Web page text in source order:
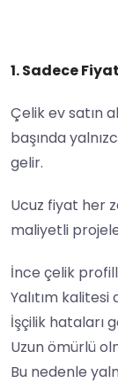
1. Sadece
Çelik ev satın
başında
gelir.
Ucuz fiyat her
maliyetli
İnce çelik
Yalıtım kalitesi
İşçilik hataları
Uzun ömürlü
Bu nedenle